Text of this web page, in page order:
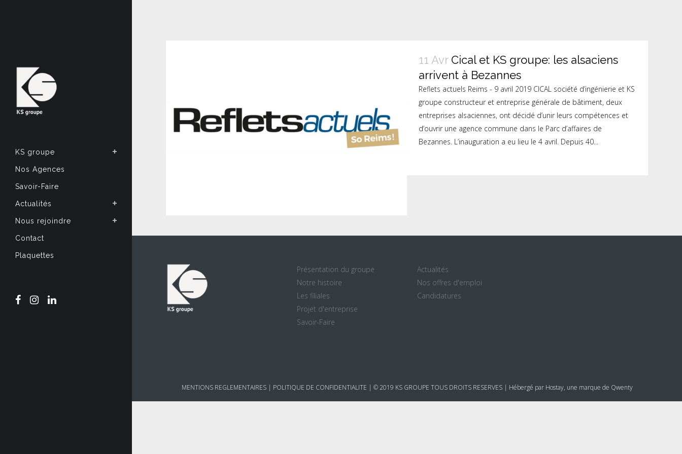
KS groupe
Nos Agences
Savoir-Faire
Actualités
Nous rejoindre
Contact
Plaquettes
11 Avr Cical et KS groupe: les alsaciens
arrivent à Bezannes
Reflets actuels Reims - 9 avril 2019 CICAL société d’ingénierie et KS
groupe constructeur et entreprise générale de bâtiment, deux
entreprises alsaciennes, ont décidé d’unir leurs compétences et
d’ouvrir une agence commune dans le Parc d’affaires de
Bezannes. L’inauguration a eu lieu le 4 avril. Depuis 40...
Présentation du groupe
Notre histoire
Les filiales
Projet d'entreprise
Savoir-Faire
Actualités
Nos offres d'emploi
Candidatures
MENTIONS REGLEMENTAIRES| POLITIQUE DE CONFIDENTIALITE | © 2019 KS GROUPE TOUS DROITS RESERVES | Hébergé par Hostay, une marque de Qwenty